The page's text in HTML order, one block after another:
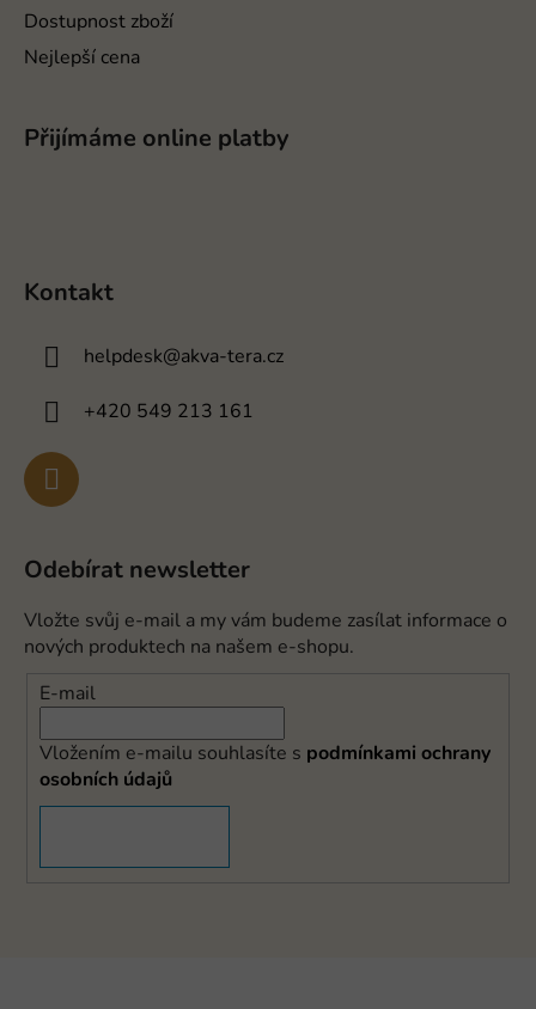
Dostupnost zboží
Nejlepší cena
Přijímáme online platby
Kontakt
helpdesk@akva-tera.cz
+420 549 213 161
Odebírat newsletter
Vložte svůj e-mail a my vám budeme zasílat informace o
nových produktech na našem e-shopu.
E-mail
Vložením e-mailu souhlasíte s podmínkami ochrany
osobních údajů